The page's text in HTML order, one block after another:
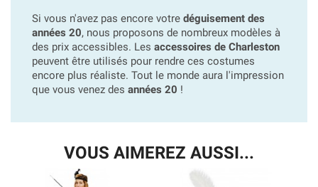
Si vous n'avez pas encore votre déguisement des
années 20, nous proposons de nombreux modèles à
des prix accessibles. Les accessoires de Charleston
peuvent être utilisés pour rendre ces costumes
encore plus réaliste. Tout le monde aura l'impression
que vous venez des années 20 !
VOUS AIMEREZ AUSSI...